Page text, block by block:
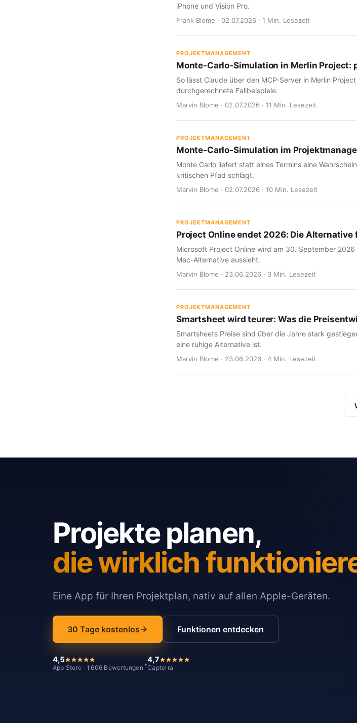
iPhone und Vision Pro.
Frank Blome · 02.07.2026 · 1 Min. Lesezeit
PROJEKTMANAGEMENT
Monte-Carlo-Simulation in Merlin Project:
So lässt Claude über den MCP-Server in Merlin
durchgerechnete Fallbeispiele.
Marvin Blome · 02.07.2026 · 11 Min. Lesezeit
PROJEKTMANAGEMENT
Monte-Carlo-Simulation im
Monte Carlo liefert statt eines Termins eine
kritischen Pfad schlägt.
Marvin Blome · 02.07.2026 · 10 Min. Lesezeit
PROJEKTMANAGEMENT
Project Online endet 2026: Die
Microsoft Project Online wird am 30. September
Mac-Alternative aussieht.
Marvin Blome · 23.06.2026 · 3 Min. Lesezeit
PROJEKTMANAGEMENT
Smartsheet wird teurer: Was die
Smartsheets Preise sind über die Jahre stark
eine ruhige Alternative ist.
Marvin Blome · 23.06.2026 · 4 Min. Lesezeit
Projekte planen,
die wirklich
Eine App für Ihren Projektplan, nativ auf allen Apple-Geräten.
30 Tage kostenlos Funktionen entdecken
4,5
App Store · 1.606 Bewertungen *
4,7
Capterra